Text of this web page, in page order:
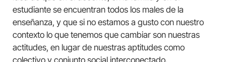
estudiante se encuentran todos los males de la
enseñanza, y que si no estamos a gusto con nuestro
contexto lo que tenemos que cambiar son nuestras
actitudes, en lugar de nuestras aptitudes como